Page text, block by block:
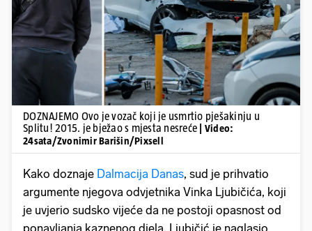
Pokretanje videa...
DOZNAJEMO Ovo je vozač koji je usmrtio pješakinju u
Splitu! 2015. je bježao s mjesta nesreće
| Video:
24sata/Zvonimir Barišin/Pixsell
Kako doznaje Dalmacija Danas, sud je prihvatio
argumente njegova odvjetnika Vinka Ljubičića, koji
je uvjerio sudsko vijeće da ne postoji opasnost od